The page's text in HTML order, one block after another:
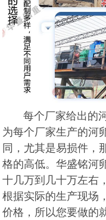
每个厂家给出的河
为每个厂家生产的河
同，尤其是易损件，
格的高低。华盛铭河
十几万到几十万左右
根据实际的生产现场
价格，所以您要做的